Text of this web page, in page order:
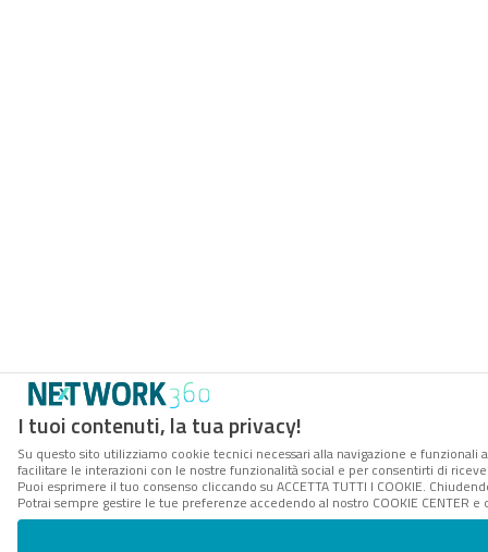
I tuoi contenuti, la tua privacy!
Su questo sito utilizziamo cookie tecnici necessari alla navigazione e
facilitare le interazioni con le nostre funzionalità social e per consentirti di
Puoi esprimere il tuo consenso cliccando su ACCETTA TUTTI I COOKIE.
Potrai sempre gestire le tue preferenze accedendo al nostro COOKIE